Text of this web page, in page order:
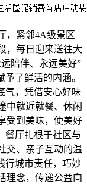
，紧邻4A级景区
，每日迎来送往大
陪伴、永远美好”
了鲜活的内涵。
气，凭借安心好味
中就近就餐、休闲
受到美味，使美好
餐厅扎根于社区与
交、亲子互动的温
行城市责任，巧妙
理念，传递公益向